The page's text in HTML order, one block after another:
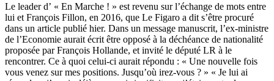
Le leader d’ « En Marche ! » est revenu sur l’échange de mots entre
lui et François Fillon, en 2016, que Le Figaro a dit s’être procuré
dans un article publié hier. Dans un message manuscrit, l’ex-ministre
de l’Economie aurait écrit être opposé à la déchéance de nationalité
proposée par François Hollande, et invité le député LR à le
rencontrer. Ce à quoi celui-ci aurait répondu : « Une nouvelle fois
vous venez sur mes positions. Jusqu’où irez-vous ? » « Je lui ai